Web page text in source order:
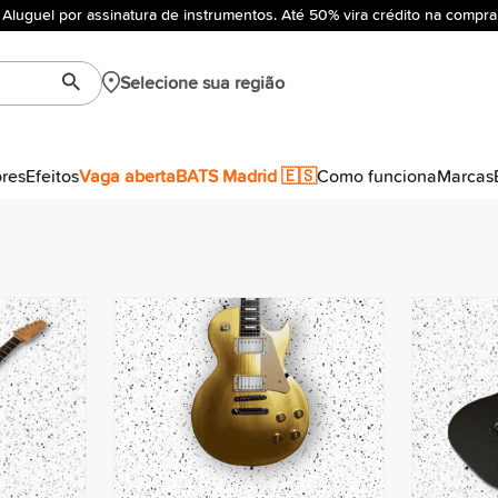
Aluguel por assinatura de instrumentos. Até 50% vira crédito na compra
Selecione sua região
EfeitosVaga abertaBATS Madrid 🇪🇸Como funcionaMarcas